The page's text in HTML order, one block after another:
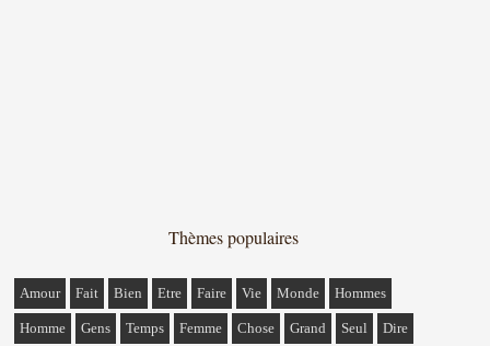
Thèmes populaires
Amour Fait Bien Etre Faire Vie Monde Hommes
Homme Gens Temps Femme Chose Grand Seul Dire